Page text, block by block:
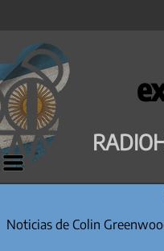
Saltar
al
contenido
Noticias de Colin